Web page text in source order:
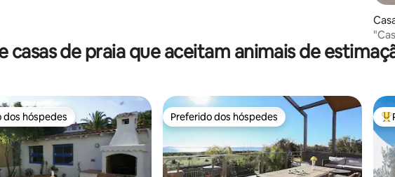
casas de praia que aceitam animais de
dos hóspedes
dos hóspedes Preferido dos hóspedes
Preferido dos hóspedes